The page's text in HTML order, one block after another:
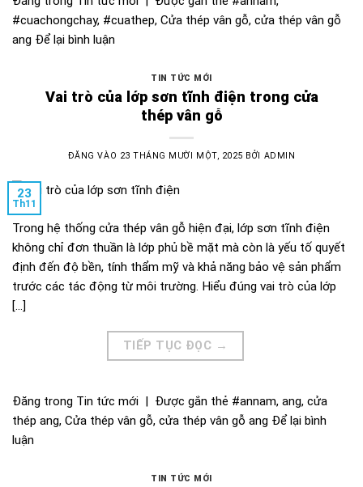
#cuachongchay, #cuathep, Cửa thép vân gỗ, cửa thép vân gỗ
ang Để lại bình luận
TIN TỨC MỚI
Vai trò của lớp sơn tĩnh điện trong cửa
thép vân gỗ
ĐĂNG VÀO 23 THÁNG MƯỜI MỘT, 2025 BỞI ADMIN
23
Th11
Trong hệ thống cửa thép vân gỗ hiện đại, lớp sơn tĩnh điện
không chỉ đơn thuần là lớp phủ bề mặt mà còn là yếu tố quyết
định đến độ bền, tính thẩm mỹ và khả năng bảo vệ sản phẩm
trước các tác động từ môi trường. Hiểu đúng vai trò của lớp
[…]
TIẾP TỤC ĐỌC →
Đăng trong Tin tức mới | Được gắn thẻ #annam, ang, cửa
thép ang, Cửa thép vân gỗ, cửa thép vân gỗ ang Để lại bình
luận
TIN TỨC MỚI